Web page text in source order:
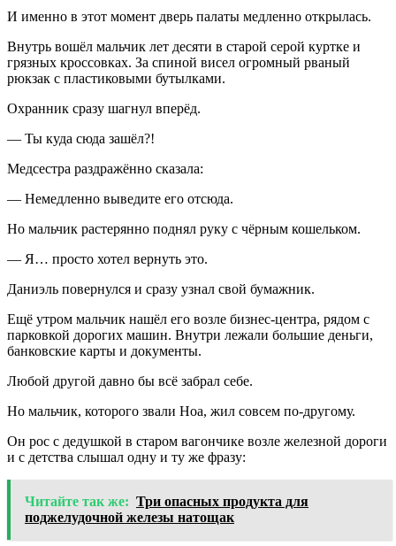
И именно в этот момент дверь палаты медленно открылась.
Внутрь вошёл мальчик лет десяти в старой серой куртке и
грязных кроссовках. За спиной висел огромный рваный
рюкзак с пластиковыми бутылками.
Охранник сразу шагнул вперёд.
— Ты куда сюда зашёл?!
Медсестра раздражённо сказала:
— Немедленно выведите его отсюда.
Но мальчик растерянно поднял руку с чёрным кошельком.
— Я… просто хотел вернуть это.
Даниэль повернулся и сразу узнал свой бумажник.
Ещё утром мальчик нашёл его возле бизнес-центра, рядом с
парковкой дорогих машин. Внутри лежали большие деньги,
банковские карты и документы.
Любой другой давно бы всё забрал себе.
Но мальчик, которого звали Ноа, жил совсем по-другому.
Он рос с дедушкой в старом вагончике возле железной дороги
и с детства слышал одну и ту же фразу:
Читайте так же: Три опасных продукта для
поджелудочной железы натощак